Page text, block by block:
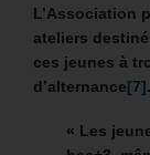
L’Association
ateliers
ces jeunes à
d’alternance[7].
« Les